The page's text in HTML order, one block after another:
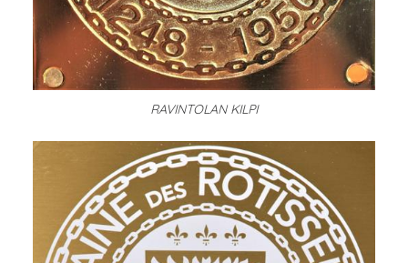
RAVINTOLAN KILPI